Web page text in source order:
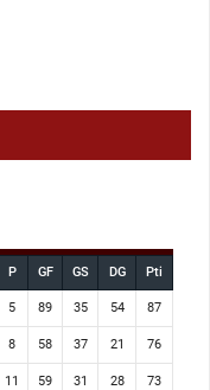
P GF GS DG Pti
5 89 35 54 87
8 58 37 21 76
11 59 31 28 73